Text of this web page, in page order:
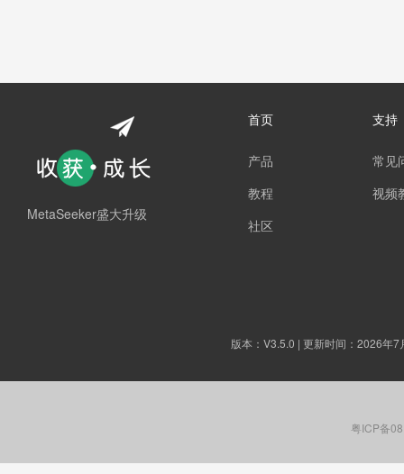
MetaSeeker盛大升级
首页
产品
教程
社区
支持
常见
视频
版本： V3.5.0 | 更新时间：2026年
粤ICP备